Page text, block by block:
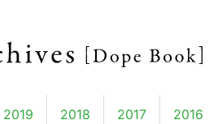
2019 2018 2017 2016